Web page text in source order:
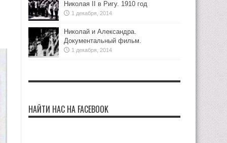
Николая II в Ригу. 1910 год
1 декабря, 2014
Николай и Александра.
Документальный фильм.
1 декабря, 2014
НАЙТИ НАС НА FACEBOOK